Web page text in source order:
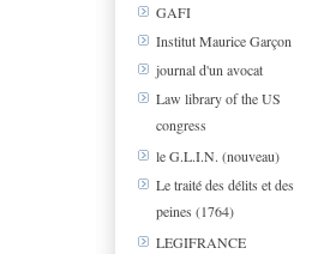
GAFI
Institut Maurice Garçon
journal d'un avocat
Law library of the US
congress
le G.L.I.N. (nouveau)
Le traité des délits et des
peines (1764)
LEGIFRANCE